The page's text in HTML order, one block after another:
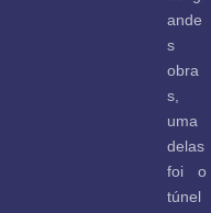
ande
s
obra
s,
uma
delas
foi o
túnel